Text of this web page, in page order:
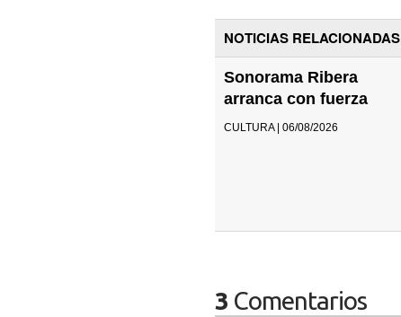
NOTICIAS RELACIONADAS
Sonorama Ribera
arranca con fuerza
CULTURA | 06/08/2026
3 Comentarios